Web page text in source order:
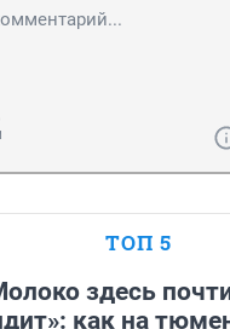
ТОП 5
здесь
как на